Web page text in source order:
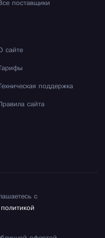
поставщики
сайте
Тарифы
Техническая поддержка
Правила сайта
с
политикой